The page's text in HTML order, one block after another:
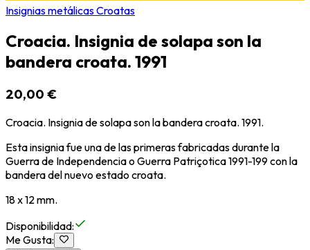
Insignias metálicas Croatas
Croacia. Insignia de solapa son la
bandera croata. 1991
20,00 €
Croacia. Insignia de solapa son la bandera croata. 1991.
Esta insignia fue una de las primeras fabricadas durante la
Guerra de Independencia o Guerra Patriçotica 1991-199 con la
bandera del nuevo estado croata.
18 x 12 mm.
Disponibilidad:
Me Gusta: